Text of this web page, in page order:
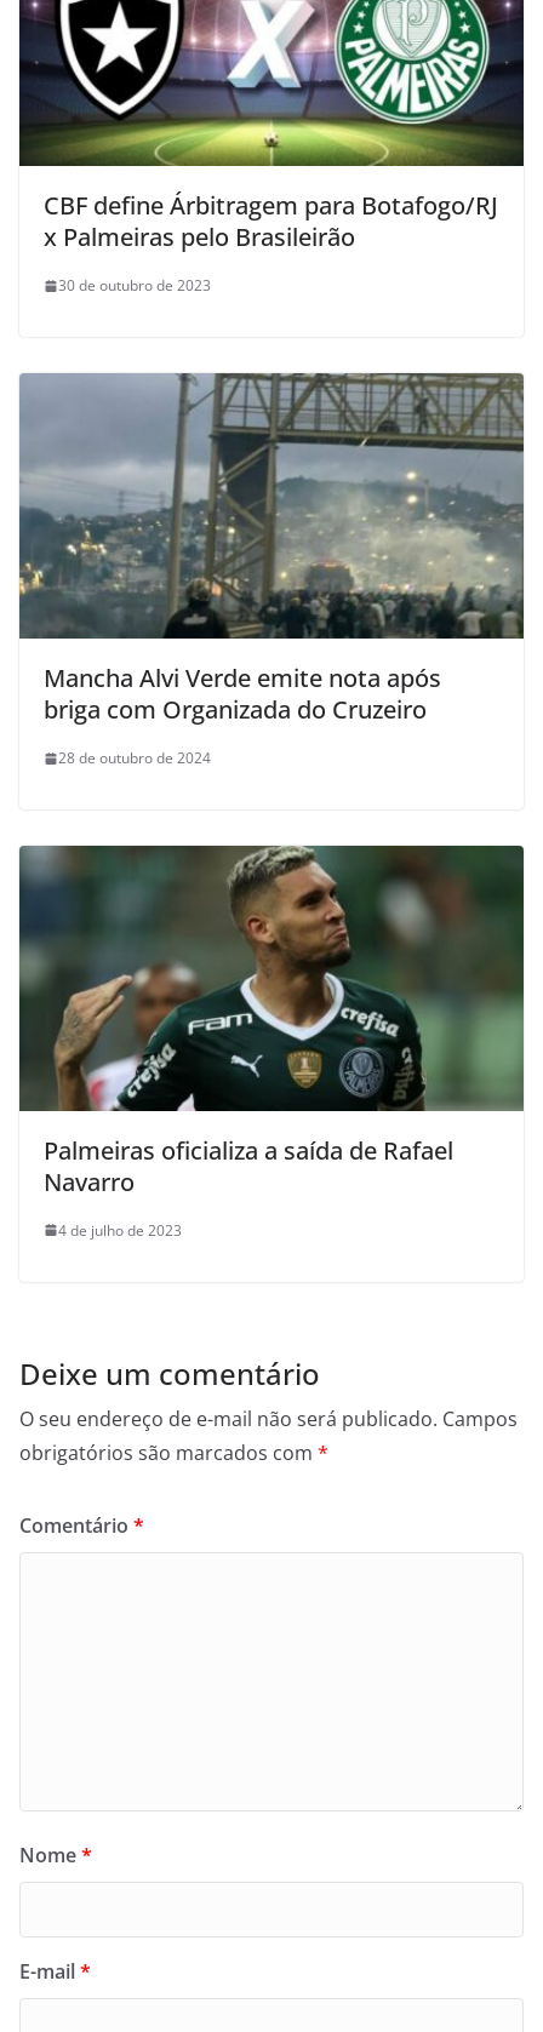
CBF define Árbitragem para Botafogo/RJ
x Palmeiras pelo Brasileirão
30 de outubro de 2023
Mancha Alvi Verde emite nota após
briga com Organizada do Cruzeiro
28 de outubro de 2024
Palmeiras oficializa a saída de Rafael
Navarro
4 de julho de 2023
Deixe um comentário
O seu endereço de e-mail não será publicado. Campos
obrigatórios são marcados com *
Comentário *
Nome*
E-mail*